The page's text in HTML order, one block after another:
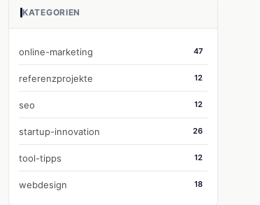
KATEGORIEN
online-marketing 47
referenzprojekte 12
seo 12
startup-innovation 26
tool-tipps 12
webdesign 18